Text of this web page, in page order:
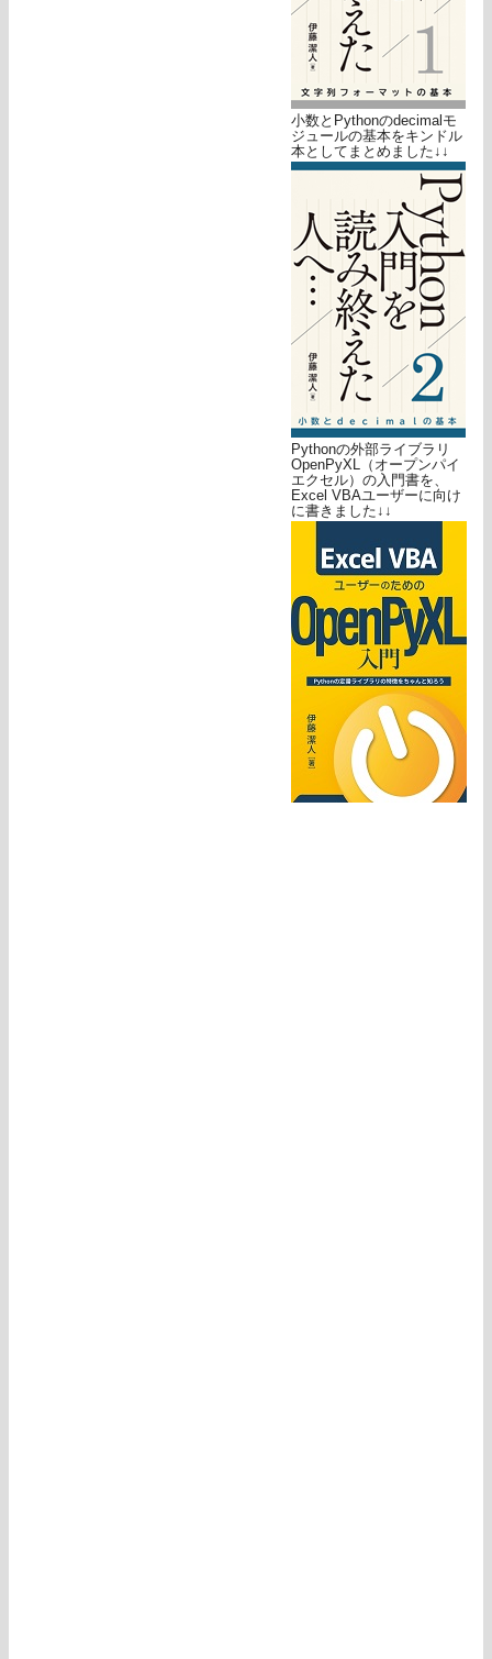
小数とPythonのdecimalモ
ジュールの基本をキンドル
本としてまとめました↓↓
Pythonの外部ライブラリ
OpenPyXL（オープンパイ
エクセル）の入門書を、
Excel VBAユーザーに向け
に書きました↓↓